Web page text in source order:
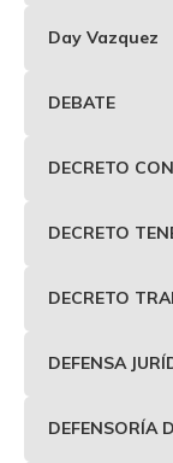
Day Vazquez
DEBATE
DECRETO
DECRETO
DECRETO
DEFENSA
DEFENSORÍA